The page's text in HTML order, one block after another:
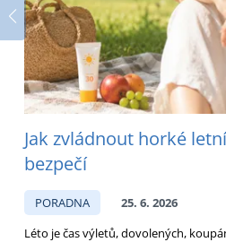
Jak zvládnout horké
bezpečí
PORADNA
25. 6. 2026
Léto je čas výletů, dovolených,